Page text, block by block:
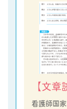
【文章
看護師国